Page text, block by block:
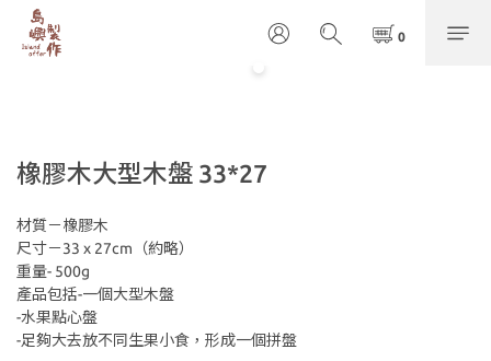
橡膠木大型木盤 33*27
材質－橡膠木
尺寸－33 x 27cm（約略）
重量- 500g
產品包括-一個大型木盤
-水果點心盤
-足夠大去放不同生果小食，形成一個拼盤